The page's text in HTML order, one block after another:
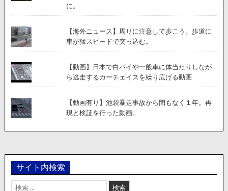
に。
【海外ニュース】周りに注意して歩こう。歩道に
車が猛スピードで突っ込む。
【動画】日本で白バイや一般車に体当たりしなが
ら逃走するカーチェイスを繰り広げる動画
【動画有り】池袋暴走事故から間もなく１年。再
現と検証を行った動画。
サイト内検索
検